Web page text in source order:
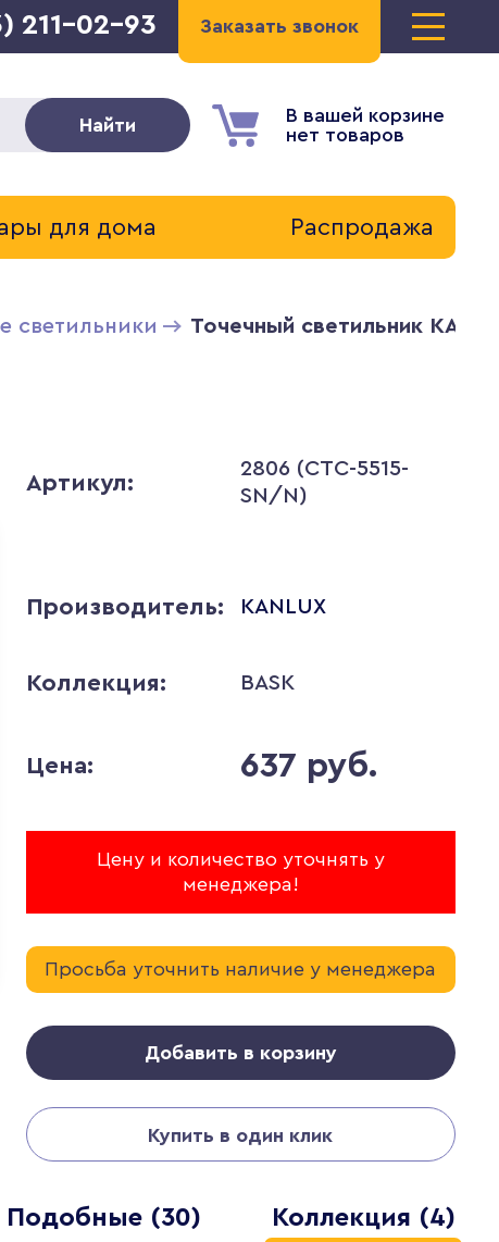
Заказать звонок
211-02-93
В вашей корзине
нет товаров
Найти
для дома Распродажа
светильники Точечный светильник
Артикул:
2806 (CTC-5515-
SN/N)
Производитель: KANLUX
Коллекция: BASK
Цена: 637 руб.
Цену и количество уточнять у
менеджера!
Просьба уточнить наличие у менеджера
Добавить в корзину
Купить в один клик
Подобные (30) Коллекция (4)